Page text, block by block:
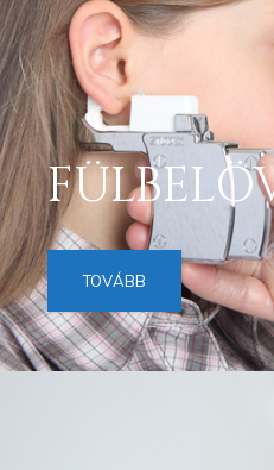
TOVÁBB